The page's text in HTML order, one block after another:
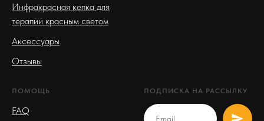
Инфракрасная кепка для
терапии красным светом
Аксессуары
Отзывы
ПОМОЩЬ
FAQ
ПОДПИСКА НА РАССЫЛКУ